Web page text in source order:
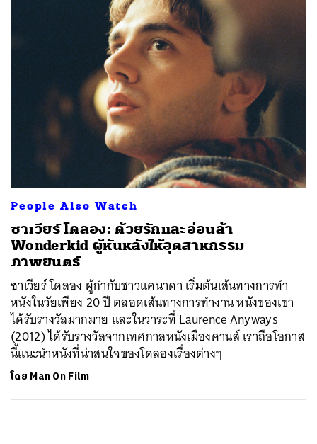
People Also Watch
ซาเวียร์ โดลอง: ด้วยรักและอ่อนล้า
Wonderkid ผู้หันหลังให้อุตสาหกรรม
ภาพยนตร์
ซาเวียร์ โดลอง ผู้กำกับชาวแคนาดา เริ่มต้นเส้นทางการทำ
หนังในวัยเพียง 20 ปี ตลอดเส้นทางการทำงาน หนังของเขา
ได้รับรางวัลมากมาย และในวาระที่ Laurence Anyways
(2012) ได้รับรางวัลจากเทศกาลหนังเมืองคานส์ เราถือโอกาส
นี้แนะนำหนังที่น่าสนใจของโดลองเรื่องต่างๆ
โดย Man On Film
SHARE TWEET